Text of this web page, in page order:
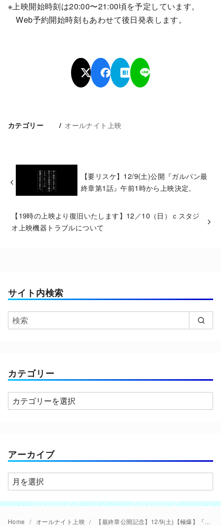
※上映開始時刻は20:00〜21:00頃を予定しています。
Web予約開始時刻もあわせて後日発表します。
カテゴリー オールナイト上映
【要リスケ】12/9(土)公開『ガルパン最
終章第1話』午前1時から上映決定。
【19時の上映より復旧いたします】12／10（日）ｃスタジ
オ上映機器トラブルについて
サイト内検索
カテゴリー
カ
テ
ー
アーカイブ
ア
ー
カ
イ
Home オールナイト上映 【最終章公開記念】12/9(土)【極爆】『ガルパン』TV版＋アンツィオ戦＋劇場版＋最終章1話オールナイトマラソン上映開催